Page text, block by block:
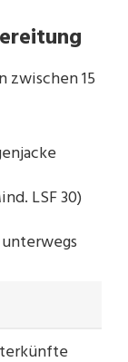
zwischen 15
LSF 30)